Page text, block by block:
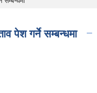
पेश गर्ने सम्बन्धमा